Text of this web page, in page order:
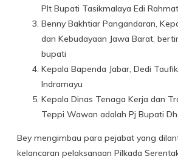
Plt Bupati Tasikmalaya Edi Rahmat
Benny Bakhtiar Pangandaran,
dan Kebudayaan Jawa Barat,
bupati
Kepala Bapenda Jabar, Dedi
Indramayu
Kepala Dinas Tenaga Kerja dan
Teppi Wawan adalah Pj Bupati
Bey mengimbau para pejabat yang
kelancaran pelaksanaan Pilkada